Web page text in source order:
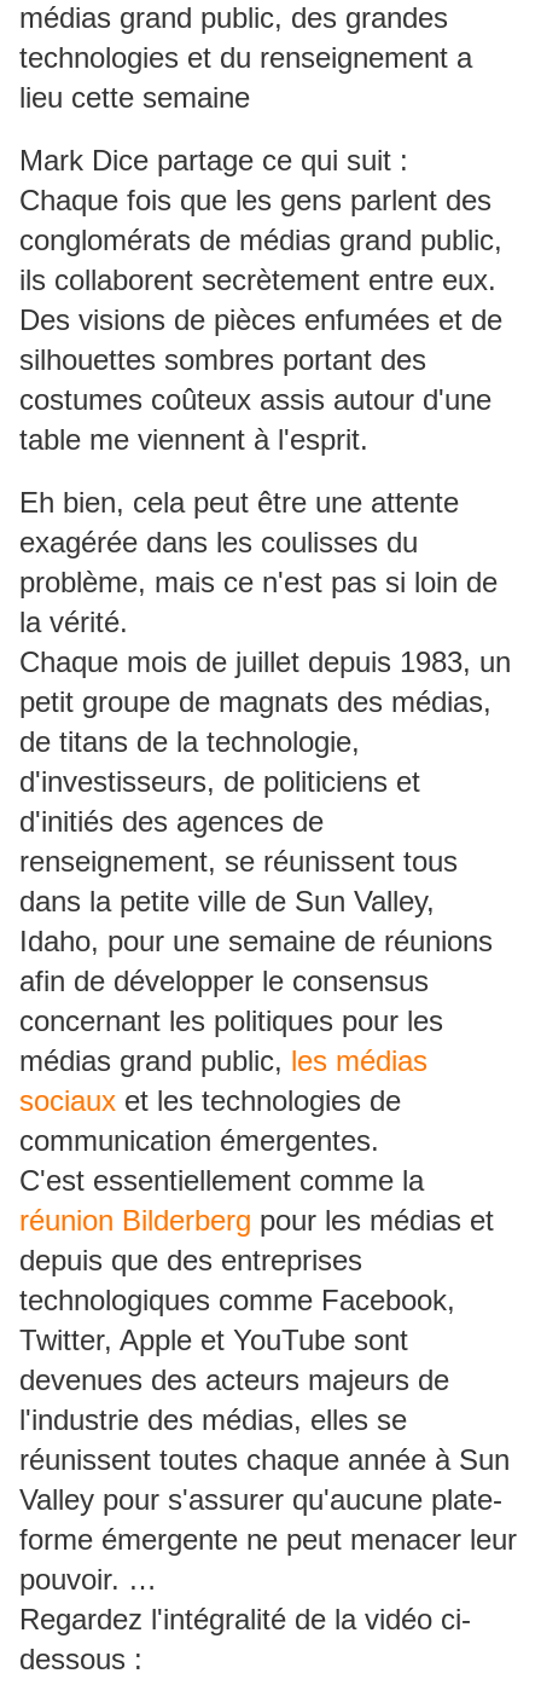
médias grand public, des grandes
technologies et du renseignement a
lieu cette semaine
Mark Dice partage ce qui suit :
Chaque fois que les gens parlent des
conglomérats de médias grand public,
ils collaborent secrètement entre eux.
Des visions de pièces enfumées et de
silhouettes sombres portant des
costumes coûteux assis autour d'une
table me viennent à l'esprit.
Eh bien, cela peut être une attente
exagérée dans les coulisses du
problème, mais ce n'est pas si loin de
la vérité.
Chaque mois de juillet depuis 1983, un
petit groupe de magnats des médias,
de titans de la technologie,
d'investisseurs, de politiciens et
d'initiés des agences de
renseignement, se réunissent tous
dans la petite ville de Sun Valley,
Idaho, pour une semaine de réunions
afin de développer le consensus
concernant les politiques pour les
médias grand public, les médias
sociaux et les technologies de
communication émergentes.
C'est essentiellement comme la
réunion Bilderberg pour les médias et
depuis que des entreprises
technologiques comme Facebook,
Twitter, Apple et YouTube sont
devenues des acteurs majeurs de
l'industrie des médias, elles se
réunissent toutes chaque année à Sun
Valley pour s'assurer qu'aucune plate-
forme émergente ne peut menacer leur
pouvoir. …
Regardez l'intégralité de la vidéo ci-
dessous :